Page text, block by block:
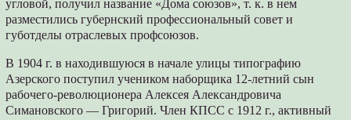
угловой, получил название «Дома союзов», т. к. в нем
разместились губернский профессиональный совет и
губотделы отраслевых профсоюзов.
В 1904 г. в находившуюся в начале улицы типографию
Азерского поступил учеником наборщика 12-летний сын
рабочего-революционера Алексея Александровича
Симановского — Григорий. Член КПСС с 1912 г., активный